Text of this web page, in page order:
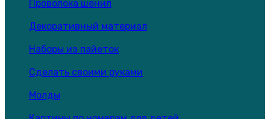
Проволока шенил
Декоративный материал
Наборы из пайеток
Сделать своими руками
Молды